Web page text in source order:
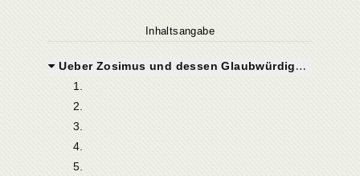
Inhaltsangabe
Ueber Zosimus und dessen Glaubwürdigkeit
1.
2.
3.
4.
5.